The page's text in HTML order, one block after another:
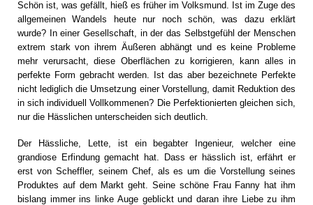
Schön ist, was gefällt, hieß es früher im Volksmund. Ist im Zuge des
allgemeinen Wandels heute nur noch schön, was dazu erklärt
wurde? In einer Gesellschaft, in der das Selbstgefühl der Menschen
extrem stark von ihrem Äußeren abhängt und es keine Probleme
mehr verursacht, diese Oberflächen zu korrigieren, kann alles in
perfekte Form gebracht werden. Ist das aber bezeichnete Perfekte
nicht lediglich die Umsetzung einer Vorstellung, damit Reduktion des
in sich individuell Vollkommenen? Die Perfektionierten gleichen sich,
nur die Hässlichen unterscheiden sich deutlich.
Der Hässliche, Lette, ist ein begabter Ingenieur, welcher eine
grandiose Erfindung gemacht hat. Dass er hässlich ist, erfährt er
erst von Scheffler, seinem Chef, als es um die Vorstellung seines
Produktes auf dem Markt geht. Seine schöne Frau Fanny hat ihm
bislang immer ins linke Auge geblickt und daran ihre Liebe zu ihm